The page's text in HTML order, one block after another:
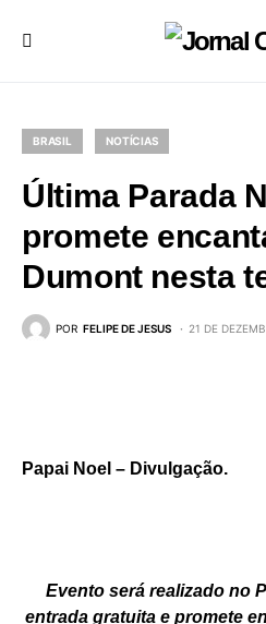
BRASIL NOTÍCIAS
Última Parada
promete
Dumont nesta
POR FELIPE DE JESUS 21 DE
Papai Noel – Divulgação.
Evento será realizado no
entrada gratuita e promete